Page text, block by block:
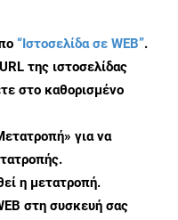
“Ιστοσελίδα σε WEB”.
της ιστοσελίδας
στο καθορισμένο
για να
η μετατροπή.
στη συσκευή σας